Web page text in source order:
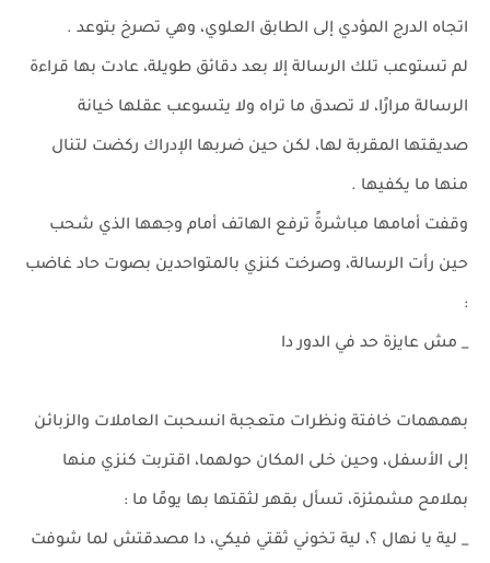
اتجاه الدرج المؤدي إلى الطابق العلوي، وهي تصرخ بتوعد .
لم تستوعب تلك الرسالة إلا بعد دقائق طويلة، عادت بها قراءة
الرسالة مرارًا، لا تصدق ما تراه ولا يتسوعب عقلها خيانة
صديقتها المقربة لها، لكن حين ضربها الإدراك ركضت لتنال
منها ما يكفيها .
وقفت أمامها مباشرةً ترفع الهاتف أمام وجهها الذي شحب
حين رأت الرسالة، وصرخت كنزي بالمتواحدين بصوت حاد غاضب
:
_ مش عايزة حد في الدور دا
بهمهمات خافتة ونظرات متعجبة انسحبت العاملات والزبائن
إلى الأسفل، وحين خلى المكان حولهما، اقتربت كنزي منها
بملامح مشمئزة، تسأل بقهر لثقتها بها يومًا ما :
_ لية يا نهال ؟، لية تخوني ثقتي فيكي، دا مصدقتش لما شوفت